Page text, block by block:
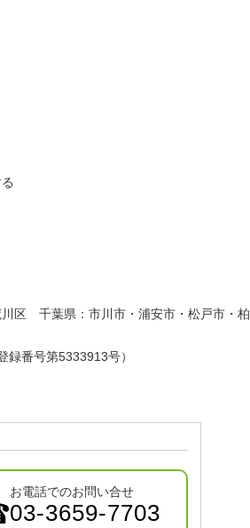
川区 千葉県：市川市・浦安市・松戸市・柏
番号第5333913号）
お電話でのお問い合せ
03-3659-7703